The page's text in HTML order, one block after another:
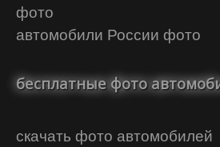
фото
автомобили России фото
бесплатные фото
скачать фото